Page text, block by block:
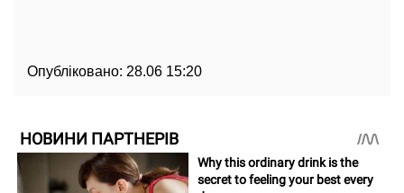
Опубліковано: 28.06 15:20